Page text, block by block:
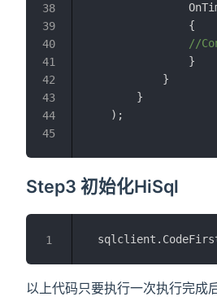
                {
//
                }
            }
        }
    );
38
39
40
41
42
43
44
45
Step3 初始化HiSql
1
以上代码只要执行一次执行完成